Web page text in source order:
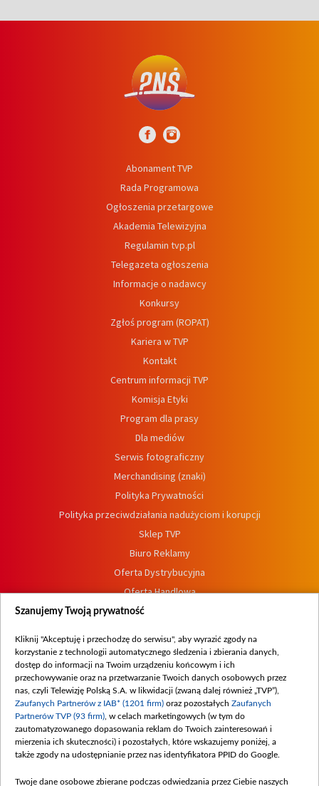
Abonament TVP
Rada Programowa
Ogłoszenia przetargowe
Akademia Telewizyjna
Regulamin tvp.pl
Telegazeta ogłoszenia
Informacje o nadawcy
Konkursy
Zgłoś program (ROPAT)
Kariera w TVP
Kontakt
Centrum informacji TVP
Komisja Etyki
Program dla prasy
Dla mediów
Serwis fotograficzny
Merchandising (znaki)
Polityka Prywatności
Polityka przeciwdziałania nadużyciom i korupcji
Sklep TVP
Biuro Reklamy
Oferta Dystrybucyjna
Oferta Handlowa
Dostępność
Procedura zgłoszeń wewnętrznych
Szanujemy Twoją prywatność
Kliknij "Akceptuję i przechodzę do serwisu", aby wyrazić zgody na
korzystanie z technologii automatycznego śledzenia i zbierania danych,
dostęp do informacji na Twoim urządzeniu końcowym i ich
przechowywanie oraz na przetwarzanie Twoich danych osobowych przez
nas, czyli Telewizję Polską S.A. w likwidacji (zwaną dalej również „TVP”),
Zaufanych Partnerów z IAB* (1201 firm) oraz pozostałych Zaufanych
Partnerów TVP (93 firm) , w celach marketingowych (w tym do
zautomatyzowanego dopasowania reklam do Twoich zainteresowań i
mierzenia ich skuteczności) i pozostałych, które wskazujemy poniżej, a
także zgody na udostępnianie przez nas identyfikatora PPID do Google.
Twoje dane osobowe zbierane podczas odwiedzania przez Ciebie naszych